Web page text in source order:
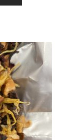
€
Voit
tehdä
valinnat
tuotteen
sivulla.